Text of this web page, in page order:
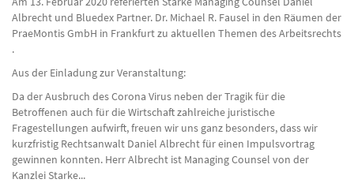
Albrecht und Bluedex Partner. Dr. Michael R. Fausel in den Räumen der
PraeMontis GmbH in Frankfurt zu aktuellen Themen des Arbeitsrechts
.
Aus der Einladung zur Veranstaltung:
Da der Ausbruch des Corona Virus neben der Tragik für die
Betroffenen auch für die Wirtschaft zahlreiche juristische
Fragestellungen aufwirft, freuen wir uns ganz besonders, dass wir
kurzfristig Rechtsanwalt Daniel Albrecht für einen Impulsvortrag
gewinnen konnten. Herr Albrecht ist Managing Counsel von der
Kanzlei Starke...